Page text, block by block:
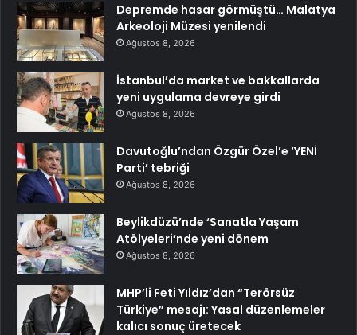
Depremde hasar görmüştü… Malatya
Arkeoloji Müzesi yenilendi
Ağustos 8, 2026
İstanbul’da market ve bakkallarda
yeni uygulama devreye girdi
Ağustos 8, 2026
Davutoğlu’ndan Özgür Özel’e ‘YENİ
Parti’ tebriği
Ağustos 8, 2026
Beylikdüzü’nde ‘Sanatla Yaşam
Atölyeleri’nde yeni dönem
Ağustos 8, 2026
MHP’li Feti Yıldız’dan “Terörsüz
Türkiye” mesajı: Yasal düzenlemeler
kalıcı sonuç üretecek